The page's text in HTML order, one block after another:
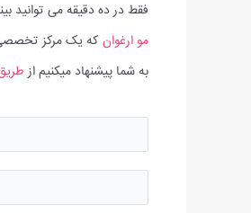
فقط در ده دقیقه می توانید
مو ارغوان که یک مرکز تخصصی
به شما پیشنهاد میکنیم از